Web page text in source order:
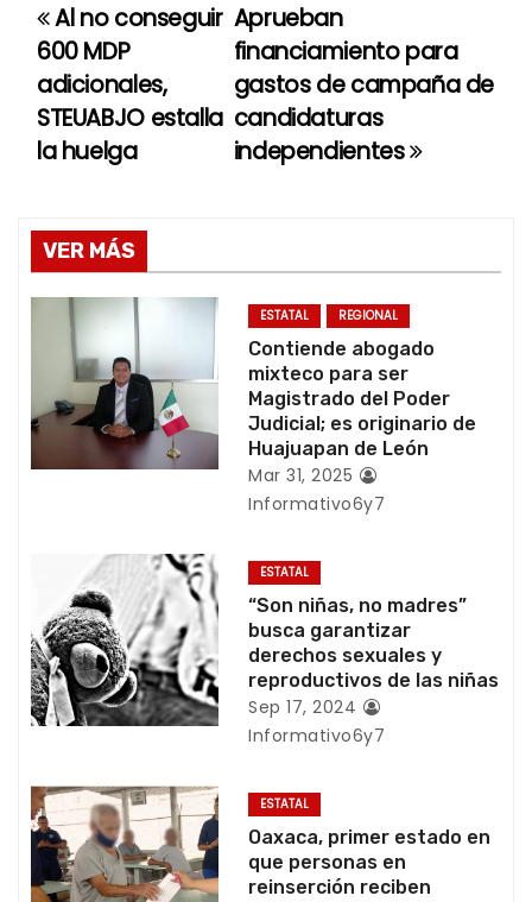
N
a
v
g
a
ó
n
e
n
t
r
a
d
Aprueban
financiamiento para
gastos de campaña de
candidaturas
independientes
Al no conseguir
600 MDP
adicionales,
STEUABJO estalla
la huelga
VER MÁS
ESTATAL REGIONAL
Contiende abogado
mixteco para ser
Magistrado del Poder
Judicial; es originario de
Huajuapan de León
Mar 31, 2025
Informativo6y7
ESTATAL
“Son niñas, no madres”
busca garantizar
derechos sexuales y
reproductivos de las niñas
Sep 17, 2024
Informativo6y7
ESTATAL
Oaxaca, primer estado en
que personas en
reinserción reciben